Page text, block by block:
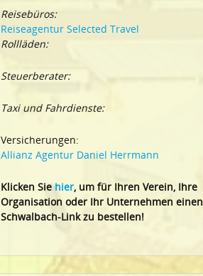
Reisebüros:
Reiseagentur Selected Travel
Rollläden:
Steuerberater:
Taxi und Fahrdienste:
Versicherungen:
Allianz Agentur Daniel Herrmann
Klicken Siehier, um für Ihren Verein, Ihre
Organisation oder Ihr Unternehmen einen
Schwalbach-Link zu bestellen!